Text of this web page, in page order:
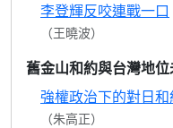
李登輝反咬連戰一口
（王曉波）
舊金山和約與台灣地
強權政治下的對日和
（朱高正）